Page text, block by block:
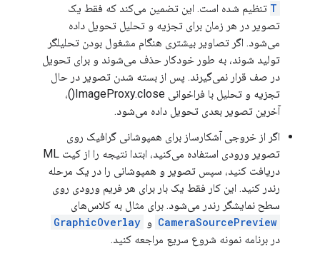
T تنظیم شده است. این تضمین می‌کند که فقط یک
تصویر در هر زمان برای تجزیه و تحلیل تحویل داده
می‌شود. اگر تصاویر بیشتری هنگام مشغول بودن تحلیلگر
تولید شوند، به طور خودکار حذف می‌شوند و برای تحویل
در صف قرار نمی‌گیرند. پس از بسته شدن تصویر در حال
تجزیه و تحلیل با فراخوانی ImageProxy.close()،
آخرین تصویر بعدی تحویل داده می‌شود.
اگر از خروجی آشکارساز برای همپوشانی گرافیک روی
تصویر ورودی استفاده می‌کنید، ابتدا نتیجه را از کیت ML
دریافت کنید، سپس تصویر و همپوشانی را در یک مرحله
رندر کنید. این کار فقط یک بار برای هر فریم ورودی روی
سطح نمایشگر رندر می‌شود. برای مثال به کلاس‌های
CameraSourcePreview و GraphicOverlay
در برنامه نمونه شروع سریع مراجعه کنید.